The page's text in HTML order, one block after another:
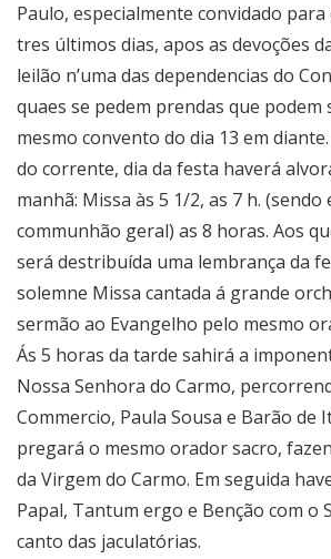
Paulo, especialmente convidado para
tres últimos dias, apos as devoções
leilão n’uma das dependencias do
quaes se pedem prendas que podem
mesmo convento do dia 13 em
do corrente, dia da festa haverá
manhã: Missa às 5 1/2, as 7 h. (sendo
communhão geral) as 8 horas. Aos
será destribuída uma lembrança da
solemne Missa cantada á grande
sermão ao Evangelho pelo mesmo
Ás 5 horas da tarde sahirá a
Nossa Senhora do Carmo,
Commercio, Paula Sousa e Barão de
pregará o mesmo orador sacro,
da Virgem do Carmo. Em seguida
Papal, Tantum ergo e Benção com o
canto das jaculatórias.